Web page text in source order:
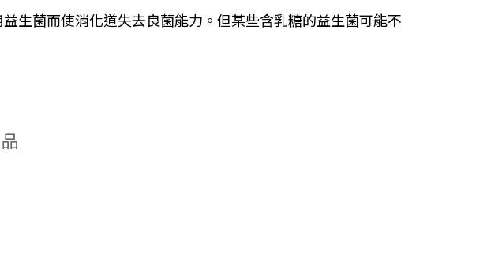
生菌而使消化道失去良菌能力。但某些含乳糖的益生菌可能不